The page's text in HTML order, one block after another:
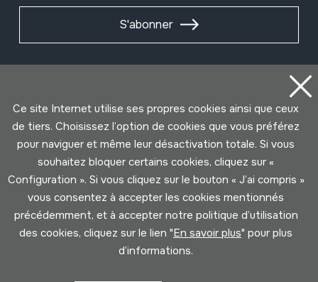
S'abonner
Ce site Internet utilise ses propres cookies ainsi que ceux
de tiers. Choisissez l’option de cookies que vous préférez
pour naviguer et même leur désactivation totale. Si vous
souhaitez bloquer certains cookies, cliquez sur «
Configuration ». Si vous cliquez sur le bouton « J’ai compris »
vous consentez à accepter les cookies mentionnés
précédemment, et à accepter notre politique d’utilisation
des cookies, cliquez sur le lien "En savoir plus" pour plus
d’informations.